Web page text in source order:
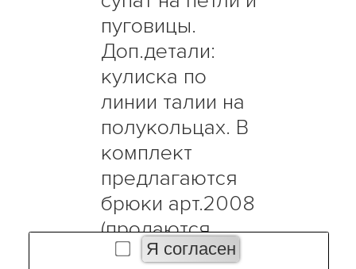
пуговицы.
Доп.детали:
кулиска по
линии талии на
полукольцах. В
комплект
предлагаются
брюки арт.2008
(продаются
отдельно).